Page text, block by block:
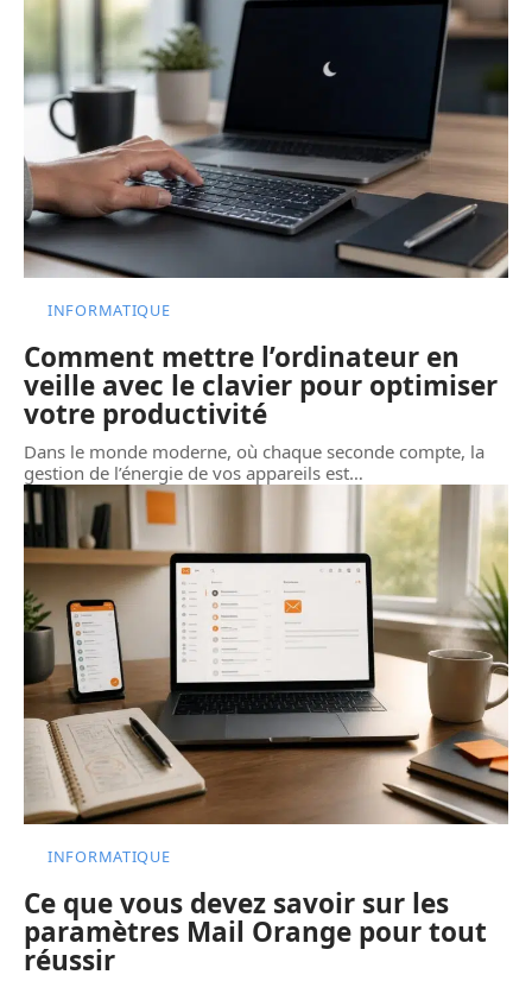
INFORMATIQUE
Comment mettre l’ordinateur en
veille avec le clavier pour optimiser
votre productivité
Dans le monde moderne, où chaque seconde compte, la
gestion de l’énergie de vos appareils est…
INFORMATIQUE
Ce que vous devez savoir sur les
paramètres Mail Orange pour tout
réussir